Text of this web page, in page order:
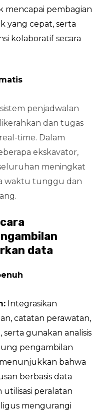
mencapai pembagian
yang cepat, serta
kolaboratif secara
penjadwalan
dan tugas
time. Dalam
ekskavator,
meningkat
waktu tunggu dan
data
Integrasikan
catatan perawatan,
serta gunakan analisis
pengambilan
bahwa
berbasis data
peralatan
mengurangi